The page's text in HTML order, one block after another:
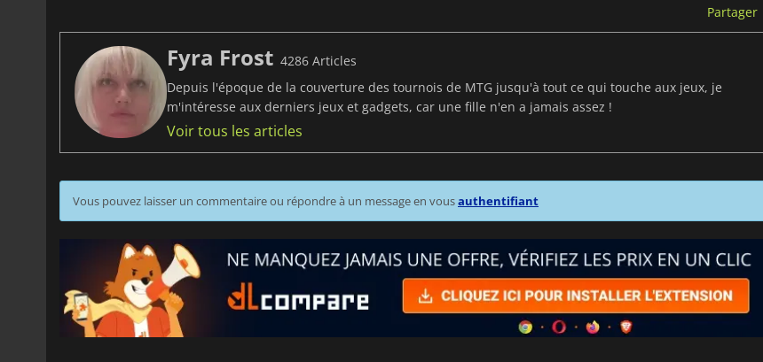
Partager
Fyra Frost 4286 Articles
Depuis l'époque de la couverture des tournois de MTG jusqu'à tout ce qui touche aux jeux, je
m'intéresse aux derniers jeux et gadgets, car une fille n'en a jamais assez !
Voir tous les articles
Vous pouvez laisser un commentaire ou répondre à un message en vousauthentifiant